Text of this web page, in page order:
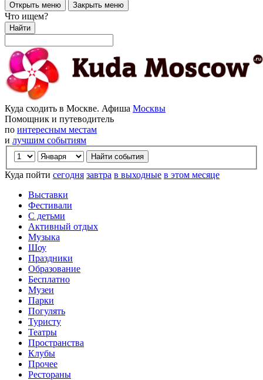
Открыть меню Закрыть меню
Что ищем?
Найти
Куда сходить в Москве. Афиша Москвы
Помощник и путеводитель
по интересным местам
и лучшим событиям
Куда пойти сегодня завтра в выходные в этом месяце
Выставки
Фестивали
С детьми
Активный отдых
Музыка
Шоу
Праздники
Образование
Бесплатно
Музеи
Парки
Погулять
Туристу
Театры
Пространства
Клубы
Прочее
Рестораны